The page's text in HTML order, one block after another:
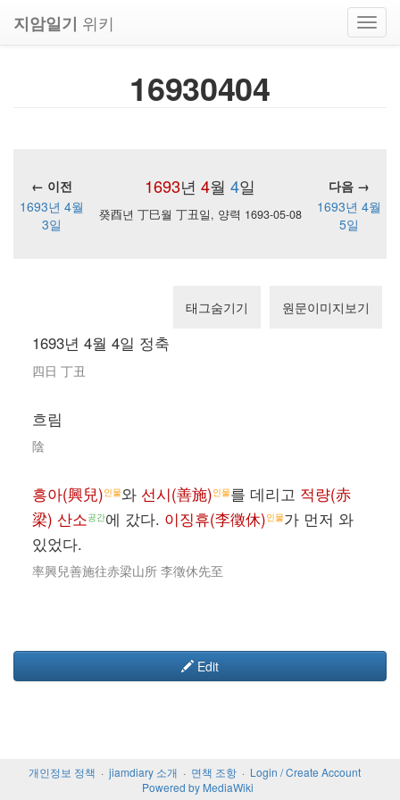
지암일기 위키
16930404
1693년 4월 4일
← 이전
다음 →
1693년 4월
3일
癸酉년 丁巳월 丁丑일, 양력 1693-05-08
1693년 4월
5일
태그숨기기 원문이미지보기
1693년 4월 4일 정축
四日 丁丑
흐림
陰
흥아(興兒)인물와 선시(善施)인물를 데리고 적량(赤
梁) 산소공간에 갔다. 이징휴(李徵休)인물가 먼저 와
있었다.
率興兒善施往赤梁山所 李徵休先至
Edit
개인정보 정책 jiamdiary 소개 면책 조항
Login / Create Account
Powered by MediaWiki